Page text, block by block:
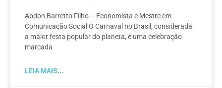
Abdon Barretto Filho – Economista e Mestre em
Comunicação Social O Carnaval no Brasil, considerada
a maior festa popular do planeta, é uma celebração
marcada
LEIA MAIS...